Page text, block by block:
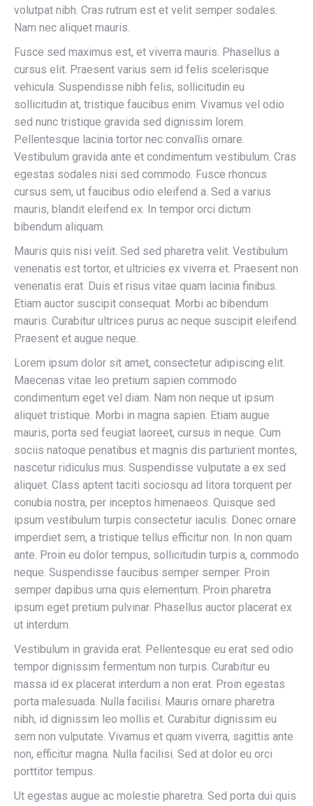
volutpat nibh. Cras rutrum est et velit semper sodales.
Nam nec aliquet mauris.
Fusce sed maximus est, et viverra mauris. Phasellus a
cursus elit. Praesent varius sem id felis scelerisque
vehicula. Suspendisse nibh felis, sollicitudin eu
sollicitudin at, tristique faucibus enim. Vivamus vel odio
sed nunc tristique gravida sed dignissim lorem.
Pellentesque lacinia tortor nec convallis ornare.
Vestibulum gravida ante et condimentum vestibulum. Cras
egestas sodales nisi sed commodo. Fusce rhoncus
cursus sem, ut faucibus odio eleifend a. Sed a varius
mauris, blandit eleifend ex. In tempor orci dictum
bibendum aliquam.
Mauris quis nisi velit. Sed sed pharetra velit. Vestibulum
venenatis est tortor, et ultricies ex viverra et. Praesent non
venenatis erat. Duis et risus vitae quam lacinia finibus.
Etiam auctor suscipit consequat. Morbi ac bibendum
mauris. Curabitur ultrices purus ac neque suscipit eleifend.
Praesent et augue neque.
Lorem ipsum dolor sit amet, consectetur adipiscing elit.
Maecenas vitae leo pretium sapien commodo
condimentum eget vel diam. Nam non neque ut ipsum
aliquet tristique. Morbi in magna sapien. Etiam augue
mauris, porta sed feugiat laoreet, cursus in neque. Cum
sociis natoque penatibus et magnis dis parturient montes,
nascetur ridiculus mus. Suspendisse vulputate a ex sed
aliquet. Class aptent taciti sociosqu ad litora torquent per
conubia nostra, per inceptos himenaeos. Quisque sed
ipsum vestibulum turpis consectetur iaculis. Donec ornare
imperdiet sem, a tristique tellus efficitur non. In non quam
ante. Proin eu dolor tempus, sollicitudin turpis a, commodo
neque. Suspendisse faucibus semper semper. Proin
semper dapibus urna quis elementum. Proin pharetra
ipsum eget pretium pulvinar. Phasellus auctor placerat ex
ut interdum.
Vestibulum in gravida erat. Pellentesque eu erat sed odio
tempor dignissim fermentum non turpis. Curabitur eu
massa id ex placerat interdum a non erat. Proin egestas
porta malesuada. Nulla facilisi. Mauris ornare pharetra
nibh, id dignissim leo mollis et. Curabitur dignissim eu
sem non vulputate. Vivamus et quam viverra, sagittis ante
non, efficitur magna. Nulla facilisi. Sed at dolor eu orci
porttitor tempus.
Ut egestas augue ac molestie pharetra. Sed porta dui quis